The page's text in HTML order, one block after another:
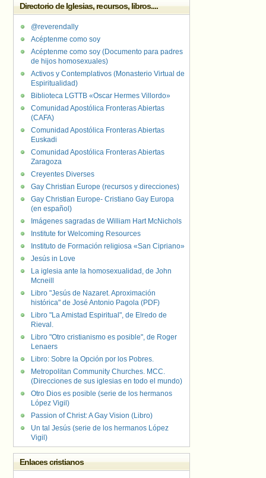
Directorio de Iglesias, recursos, libros....
@reverendally
Acéptenme como soy
Acéptenme como soy (Documento para padres
de hijos homosexuales)
Activos y Contemplativos (Monasterio Virtual de
Espiritualidad)
Biblioteca LGTTB «Oscar Hermes Villordo»
Comunidad Apostólica Fronteras Abiertas
(CAFA)
Comunidad Apostólica Fronteras Abiertas
Euskadi
Comunidad Apostólica Fronteras Abiertas
Zaragoza
Creyentes Diverses
Gay Christian Europe (recursos y direcciones)
Gay Christian Europe- Cristiano Gay Europa
(en español)
Imágenes sagradas de William Hart McNichols
Institute for Welcoming Resources
Instituto de Formación religiosa «San Cipriano»
Jesús in Love
La iglesia ante la homosexualidad, de John
Mcneill
Libro "Jesús de Nazaret. Aproximación
histórica" de José Antonio Pagola (PDF)
Libro "La Amistad Espiritual", de Elredo de
Rieval.
Libro "Otro cristianismo es posible", de Roger
Lenaers
Libro: Sobre la Opción por los Pobres.
Metropolitan Community Churches. MCC.
(Direcciones de sus iglesias en todo el mundo)
Otro Dios es posible (serie de los hermanos
López Vigil)
Passion of Christ: A Gay Vision (Libro)
Un tal Jesús (serie de los hermanos López
Vigil)
Enlaces cristianos